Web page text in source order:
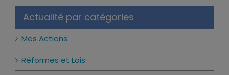
Actualité par catégories
Mes Actions
Réformes et Lois